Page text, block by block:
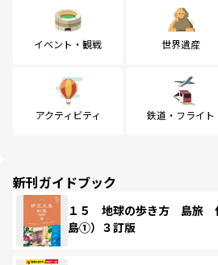
イベント・観戦 世界遺産
アクティビティ 鉄道・フライト
新刊ガイドブック
１５ 地球の歩き方 島旅
島①）３訂版